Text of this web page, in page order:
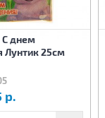
С днем
Лунтик 25см
р.